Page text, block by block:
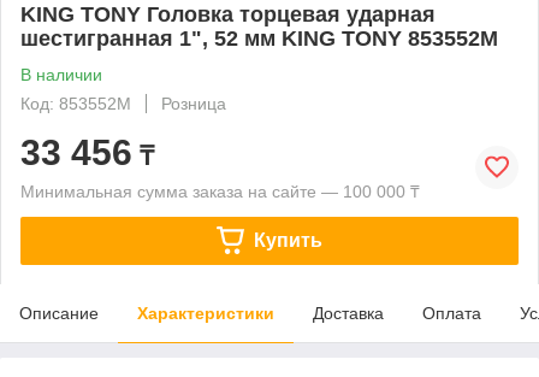
KING TONY Головка торцевая ударная
шестигранная 1", 52 мм KING TONY 853552M
В наличии
Код: 853552M
Розница
33 456 ₸
Минимальная сумма заказа на сайте — 100 000 ₸
Купить
Описание Характеристики Доставка Оплата